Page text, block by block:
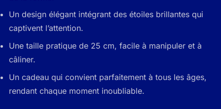
Un design élégant intégrant des étoiles brillantes qui
captivent l’attention.
Une taille pratique de 25 cm, facile à manipuler et à
câliner.
Un cadeau qui convient parfaitement à tous les âges,
rendant chaque moment inoubliable.